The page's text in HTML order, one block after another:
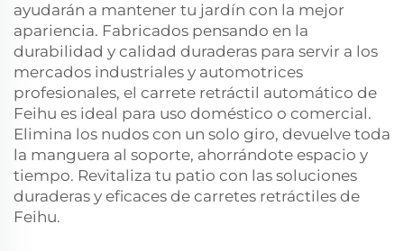
ayudarán a mantener tu jardín con la mejor
apariencia. Fabricados pensando en la
durabilidad y calidad duraderas para servir a los
mercados industriales y automotrices
profesionales, el carrete retráctil automático de
Feihu es ideal para uso doméstico o comercial.
Elimina los nudos con un solo giro, devuelve toda
la manguera al soporte, ahorrándote espacio y
tiempo. Revitaliza tu patio con las soluciones
duraderas y eficaces de carretes retráctiles de
Feihu.